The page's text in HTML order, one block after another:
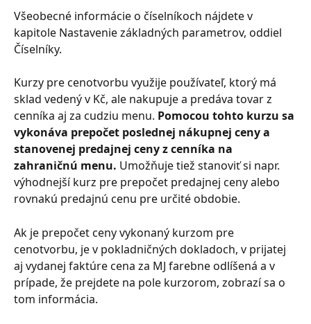
Všeobecné informácie o číselníkoch nájdete v
kapitole Nastavenie základných parametrov, oddiel
Číselníky.
Kurzy pre cenotvorbu využije používateľ, ktorý má
sklad vedený v Kč, ale nakupuje a predáva tovar z
cenníka aj za cudziu menu. Pomocou tohto kurzu sa
vykonáva prepočet poslednej nákupnej ceny a
stanovenej predajnej ceny z cenníka na
zahraničnú menu. Umožňuje tiež stanoviť si napr.
výhodnejší kurz pre prepočet predajnej ceny alebo
rovnakú predajnú cenu pre určité obdobie.
Ak je prepočet ceny vykonaný kurzom pre
cenotvorbu, je v pokladničných dokladoch, v prijatej
aj vydanej faktúre cena za MJ farebne odlíšená a v
prípade, že prejdete na pole kurzorom, zobrazí sa o
tom informácia.